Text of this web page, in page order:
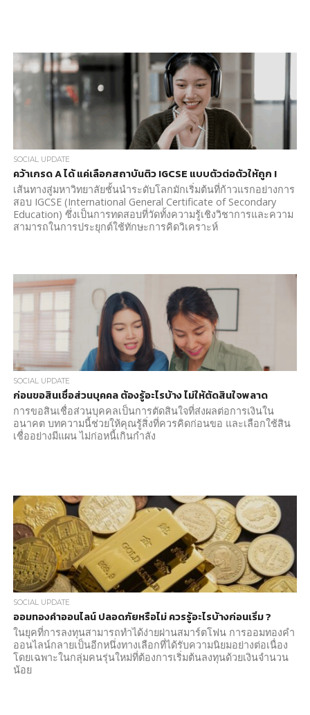
SOCIAL UPDATE
คว้าเกรด A ได้ แค่เลือกสถาบันติว IGCSE แบบตัวต่อตัวให้ถูก !
เส้นทางสู่มหาวิทยาลัยชั้นนำระดับโลกมักเริ่มต้นที่ก้าวแรกอย่างการ
สอบ IGCSE (International General Certificate of Secondary
Education) ซึ่งเป็นการทดสอบที่วัดทั้งความรู้เชิงวิชาการและความ
สามารถในการประยุกต์ใช้ทักษะการคิดวิเคราะห์
SOCIAL UPDATE
ก่อนขอสินเชื่อส่วนบุคคล ต้องรู้อะไรบ้าง ไม่ให้ตัดสินใจพลาด
การขอสินเชื่อส่วนบุคคลเป็นการตัดสินใจที่ส่งผลต่อการเงินใน
อนาคต บทความนี้ช่วยให้คุณรู้สิ่งที่ควรคิดก่อนขอ และเลือกใช้สิน
เชื่ออย่างมีแผน ไม่ก่อหนี้เกินกำลัง
SOCIAL UPDATE
ออมทองคำออนไลน์ ปลอดภัยหรือไม่ ควรรู้อะไรบ้างก่อนเริ่ม ?
ในยุคที่การลงทุนสามารถทำได้ง่ายผ่านสมาร์ตโฟน การออมทองคำ
ออนไลน์กลายเป็นอีกหนึ่งทางเลือกที่ได้รับความนิยมอย่างต่อเนื่อง
โดยเฉพาะในกลุ่มคนรุ่นใหม่ที่ต้องการเริ่มต้นลงทุนด้วยเงินจำนวน
น้อย